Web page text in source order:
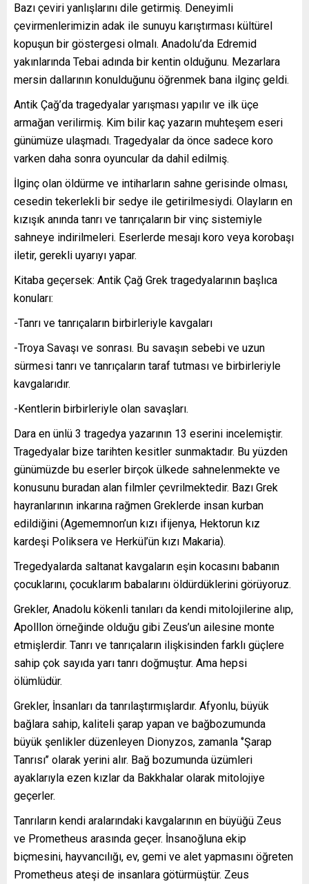
Bazı çeviri yanlışlarını dile getirmiş. Deneyimli
çevirmenlerimizin adak ile sunuyu karıştırması kültürel
kopuşun bir göstergesi olmalı. Anadolu’da Edremid
yakınlarında Tebai adında bir kentin olduğunu. Mezarlara
mersin dallarının konulduğunu öğrenmek bana ilginç geldi.
Antik Çağ’da tragedyalar yarışması yapılır ve ilk üçe
armağan verilirmiş. Kim bilir kaç yazarın muhteşem eseri
günümüze ulaşmadı. Tragedyalar da önce sadece koro
varken daha sonra oyuncular da dahil edilmiş.
İlginç olan öldürme ve intiharların sahne gerisinde olması,
cesedin tekerlekli bir sedye ile getirilmesiydi. Olayların en
kızışık anında tanrı ve tanrıçaların bir vinç sistemiyle
sahneye indirilmeleri. Eserlerde mesajı koro veya korobaşı
iletir, gerekli uyarıyı yapar.
Kitaba geçersek: Antik Çağ Grek tragedyalarının başlıca
konuları:
-Tanrı ve tanrıçaların birbirleriyle kavgaları
-Troya Savaşı ve sonrası. Bu savaşın sebebi ve uzun
sürmesi tanrı ve tanrıçaların taraf tutması ve birbirleriyle
kavgalarıdır.
-Kentlerin birbirleriyle olan savaşları.
Dara en ünlü 3 tragedya yazarının 13 eserini incelemiştir.
Tragedyalar bize tarihten kesitler sunmaktadır. Bu yüzden
günümüzde bu eserler birçok ülkede sahnelenmekte ve
konusunu buradan alan filmler çevrilmektedir. Bazı Grek
hayranlarının inkarına rağmen Greklerde insan kurban
edildiğini (Agememnon’un kızı ifijenya, Hektorun kız
kardeşi Poliksera ve Herkül’ün kızı Makaria).
Tregedyalarda saltanat kavgaların eşin kocasını babanın
çocuklarını, çocuklarım babalarını öldürdüklerini görüyoruz.
Grekler, Anadolu kökenli tanıları da kendi mitolojilerine alıp,
Apolllon örneğinde olduğu gibi Zeus’un ailesine monte
etmişlerdir. Tanrı ve tanrıçaların ilişkisinden farklı güçlere
sahip çok sayıda yarı tanrı doğmuştur. Ama hepsi
ölümlüdür.
Grekler, İnsanları da tanrılaştırmışlardır. Afyonlu, büyük
bağlara sahip, kaliteli şarap yapan ve bağbozumunda
büyük şenlikler düzenleyen Dionyzos, zamanla ‘’Şarap
Tanrısı’’ olarak yerini alır. Bağ bozumunda üzümleri
ayaklarıyla ezen kızlar da Bakkhalar olarak mitolojiye
geçerler.
Tanrıların kendi aralarındaki kavgalarının en büyüğü Zeus
ve Prometheus arasında geçer. İnsanoğluna ekip
biçmesini, hayvancılığı, ev, gemi ve alet yapmasını öğreten
Prometheus ateşi de insanlara götürmüştür. Zeus